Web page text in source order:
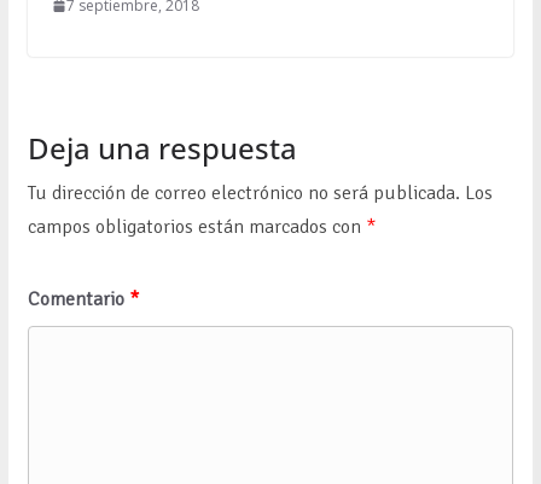
7 septiembre, 2018
Deja una respuesta
Tu dirección de correo electrónico no será publicada. Los
campos obligatorios están marcados con *
Comentario *